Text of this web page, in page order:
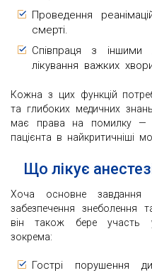
Проведення
смерті.
Співпраця з іншими
лікування важких
Кожна з цих функцій
та глибоких медичних
має права на помилку —
пацієнта в найкритичніші
Що лікує
Хоча основне завдання
забезпечення знеболення
він також бере участь у
зокрема:
Гострі порушення